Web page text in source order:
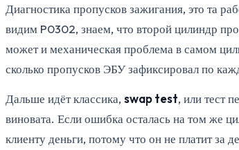
Диагностика пропусков зажигания, это та
видим P0302, знаем, что второй цилиндр
может и механическая проблема в самом
сколько пропусков ЭБУ зафиксировал по
Дальше идёт классика, swap test, или тест
виновата. Если ошибка осталась на том же
клиенту деньги, потому что он не платит за